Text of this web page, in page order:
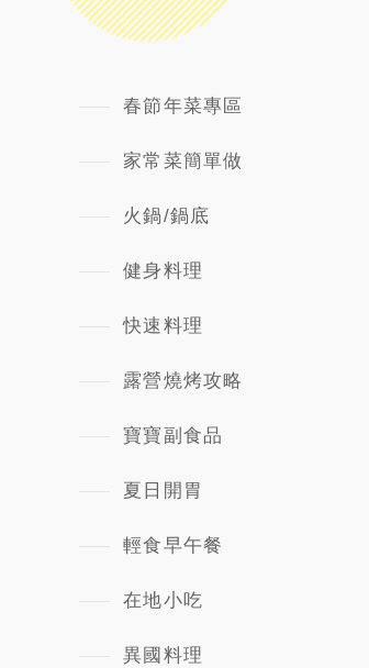
春節年菜專區
家常菜簡單做
火鍋/鍋底
健身料理
快速料理
露營燒烤攻略
寶寶副食品
夏日開胃
輕食早午餐
在地小吃
異國料理